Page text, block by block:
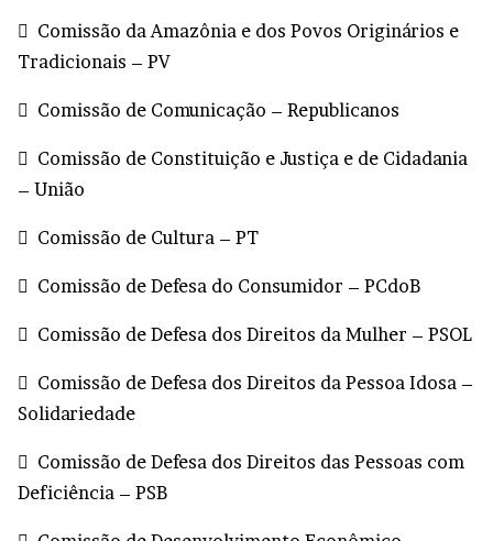
 Comissão da Amazônia e dos Povos Originários e
Tradicionais – PV
 Comissão de Comunicação – Republicanos
 Comissão de Constituição e Justiça e de Cidadania
– União
 Comissão de Cultura – PT
 Comissão de Defesa do Consumidor – PCdoB
 Comissão de Defesa dos Direitos da Mulher – PSOL
 Comissão de Defesa dos Direitos da Pessoa Idosa –
Solidariedade
 Comissão de Defesa dos Direitos das Pessoas com
Deficiência – PSB